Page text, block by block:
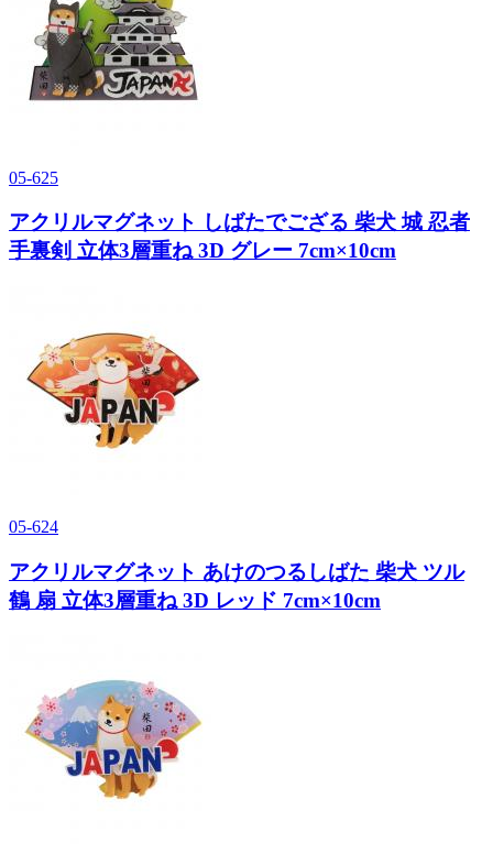
05-625
アクリルマグネット しばたでござる 柴犬 城 忍者
手裏剣 立体3層重ね 3D グレー 7cm×10cm
05-624
アクリルマグネット あけのつるしばた 柴犬 ツル
鶴 扇 立体3層重ね 3D レッド 7cm×10cm